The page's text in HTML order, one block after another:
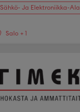
Sähkö- Ja Elektroniikka-Ala
Salo + 1